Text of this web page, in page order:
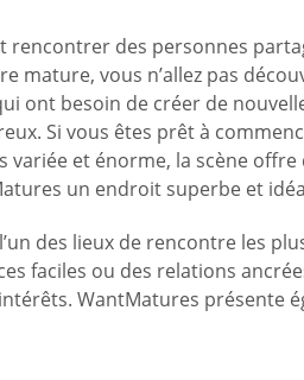
des personnes
vous n’allez pas
ont besoin de créer de
Si vous êtes prêt à
et énorme, la scène
un endroit superbe et
des lieux de rencontre les
faciles ou des relations
WantMatures